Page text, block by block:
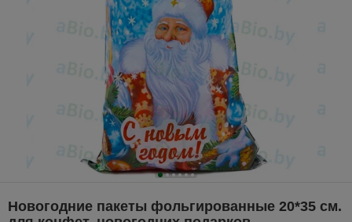
Новогодние пакеты фольгированные 20*35 см.